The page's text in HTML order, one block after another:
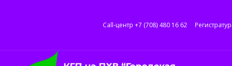
Call-центр +7 (708) 480 16 62